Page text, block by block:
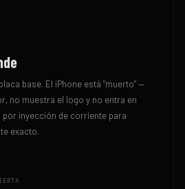
base. El iPhone está "muerto" —
no muestra el logo y no entra en
por inyección de corriente para
exacto.